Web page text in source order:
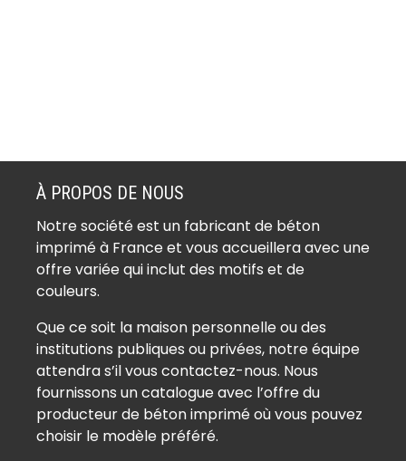
À PROPOS DE NOUS
Notre société est un fabricant de béton
imprimé à France et vous accueillera avec une
offre variée qui inclut des motifs et de
couleurs.
Que ce soit la maison personnelle ou des
institutions publiques ou privées, notre équipe
attendra s’il vous contactez-nous. Nous
fournissons un catalogue avec l’offre du
producteur de béton imprimé où vous pouvez
choisir le modèle préféré.